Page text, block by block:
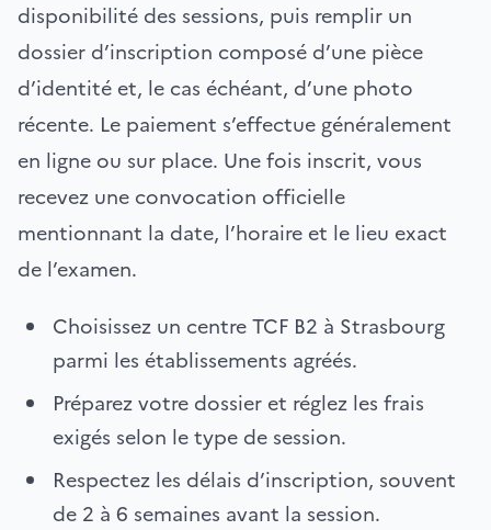
disponibilité des sessions, puis remplir un
dossier d’inscription composé d’une pièce
d’identité et, le cas échéant, d’une photo
récente. Le paiement s’effectue généralement
en ligne ou sur place. Une fois inscrit, vous
recevez une convocation officielle
mentionnant la date, l’horaire et le lieu exact
de l’examen.
Choisissez un centre TCF B2 à Strasbourg
parmi les établissements agréés.
Préparez votre dossier et réglez les frais
exigés selon le type de session.
Respectez les délais d’inscription, souvent
de 2 à 6 semaines avant la session.